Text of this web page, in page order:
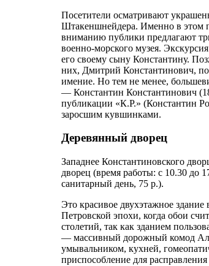
Посетители осматривают
Штакеншнейдера. Именно в этом
вниманию публики предлагают
военно-морского музея.
его своему сыну Константину.
них, Дмитрий Константинович,
имение. Но тем не менее,
— Константин Константинович
публикации «К.Р.» (Константин
заросшим кувшинками.
Деревянный дворец
Западнее Константиновского
дворец (время работы: с 10.30
санитарный день, 75 р.).
Это красивое двухэтажное
Петровской эпохи, когда обои
столетий, так как зданием
— массивный дорожный комод
умывальником, кухней,
приспособление для расправления